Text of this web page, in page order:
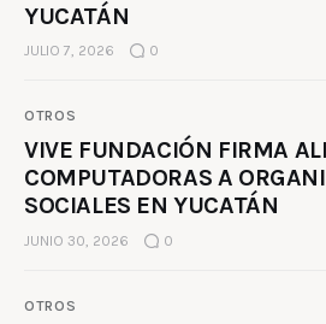
YUCATÁN
JULIO 7, 2026 0
OTROS
VIVE FUNDACIÓN FIRMA
COMPUTADORAS A
SOCIALES EN YUCATÁN
JUNIO 30, 2026 0
OTROS